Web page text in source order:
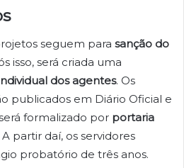
seguem para sanção do
isso, será criada uma
dos agentes. Os
publicados em Diário Oficial e
formalizado por portaria
A partir daí, os servidores
probatório de três anos.